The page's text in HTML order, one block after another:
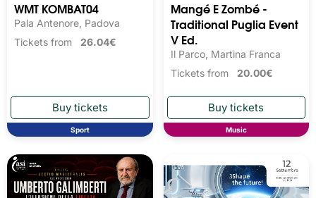
WMT KOMBAT04
Pala Antenore, Padova
Tickets from 26.04€
Sport
Mangé E Zombé -
Traditional Puglia Event
V Ed.
Il Parco, Martina Franca
Tickets from 20.00€
Music